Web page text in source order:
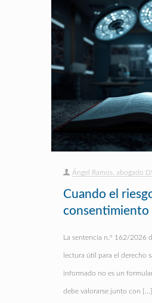
Ángel Ramos, abogado
Cuando el
consentimiento
La sentencia n.º 162/2026
lectura útil para el derecho
informado no es un
debe valorarse junto con […]